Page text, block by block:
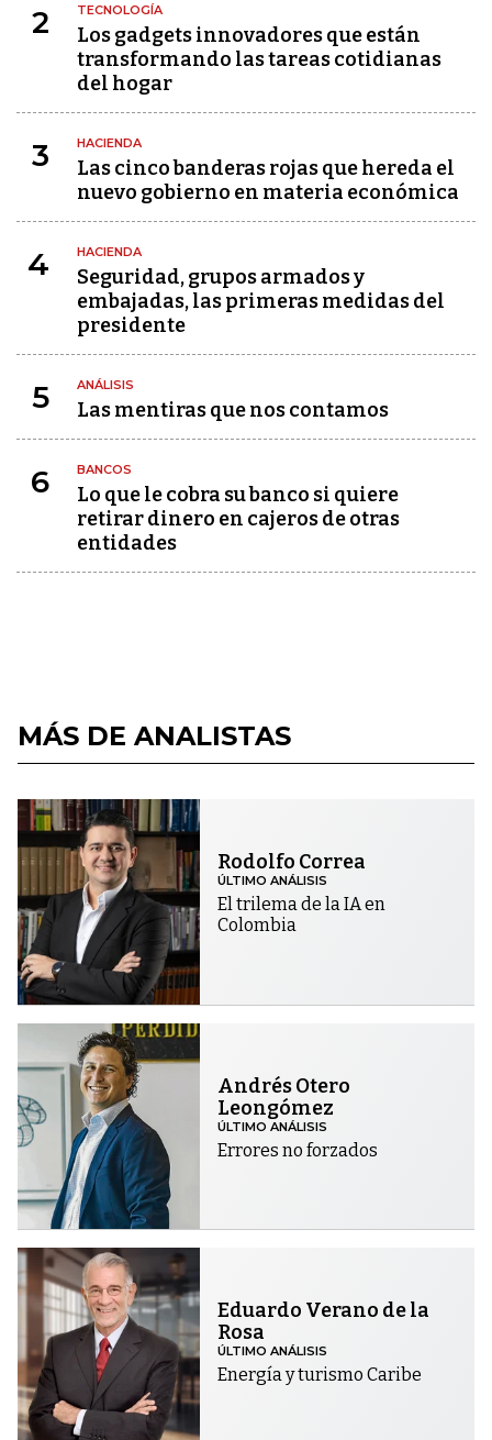
2 TECNOLOGÍA
Los gadgets innovadores que están
transformando las tareas cotidianas
del hogar
3 HACIENDA
Las cinco banderas rojas que hereda el
nuevo gobierno en materia económica
4 HACIENDA
Seguridad, grupos armados y
embajadas, las primeras medidas del
presidente
5 ANÁLISIS
Las mentiras que nos contamos
6 BANCOS
Lo que le cobra su banco si quiere
retirar dinero en cajeros de otras
entidades
MÁS DE ANALISTAS
Rodolfo Correa
ÚLTIMO ANÁLISIS
El trilema de la IA en
Colombia
Andrés Otero
Leongómez
ÚLTIMO ANÁLISIS
Errores no forzados
Eduardo Verano de la
Rosa
ÚLTIMO ANÁLISIS
Energía y turismo Caribe